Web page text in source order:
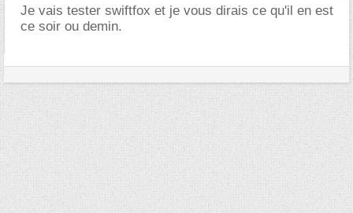
Je vais tester swiftfox et je vous dirais ce qu'il en est
ce soir ou demin.